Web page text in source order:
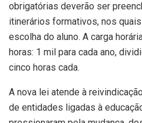
obrigatórias deverão ser
itinerários formativos, nos
escolha do aluno. A carga
horas: 1 mil para cada ano,
cinco horas cada.
A nova lei atende à
de entidades ligadas à